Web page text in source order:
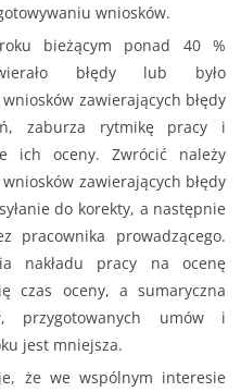
wniosków.
bieżącym ponad 40 %
błędy lub było
zawierających błędy
zaburza rytmikę pracy i
ich oceny. Zwrócić należy
zawierających błędy
do korekty, a następnie
pracownika prowadzącego.
nakładu pracy na ocenę
czas oceny, a sumaryczna
przygotowanych umów i
jest mniejsza.
że we wspólnym interesie